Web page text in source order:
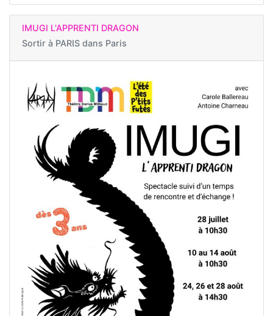
IMUGI L'APPRENTI DRAGON
Sortir à PARIS dans Paris